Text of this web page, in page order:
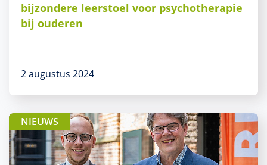
bijzondere leerstoel voor psychotherapie
bij ouderen
2 augustus 2024
NIEUWS